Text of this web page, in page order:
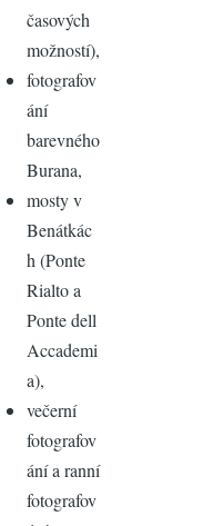
časových
možností),
fotografov
ání
barevného
Burana,
mosty v
Benátkác
h (Ponte
Rialto a
Ponte dell
Accademi
a),
večerní
fotografov
ání a ranní
fotografov